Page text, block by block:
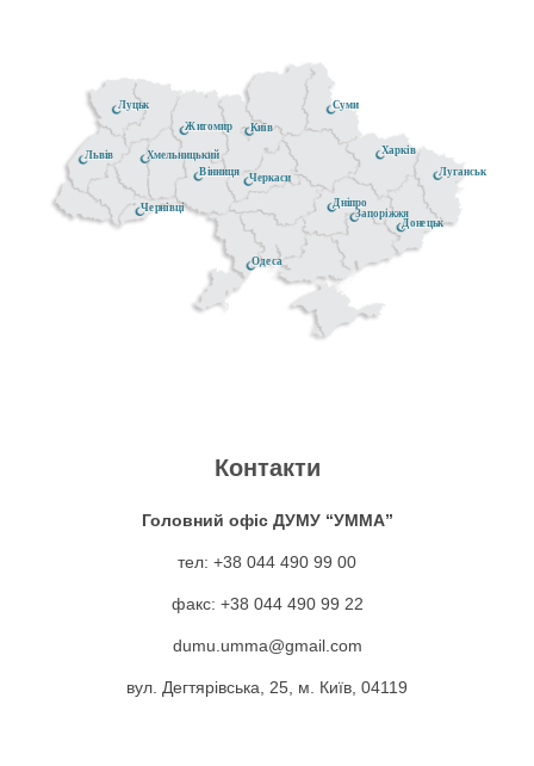
Донецьк
Житомир
Черкаси
Чернівці
Київ
Луганськ
Хмельницький
Луцьк
Дніпро
Одеса
Суми
Вінниця
Запоріжжя
Львів Харків
Контакти
Головний офіс ДУМУ “УММА”
тел: +38 044 490 99 00
факс: +38 044 490 99 22
dumu.umma@gmail.com
вул. Дегтярівська, 25, м. Київ, 04119